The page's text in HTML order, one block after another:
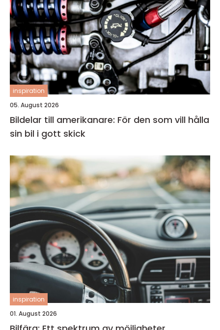
inspiration
05. August 2026
Bildelar till amerikanare: För den som vill hålla
sin bil i gott skick
inspiration
01. August 2026